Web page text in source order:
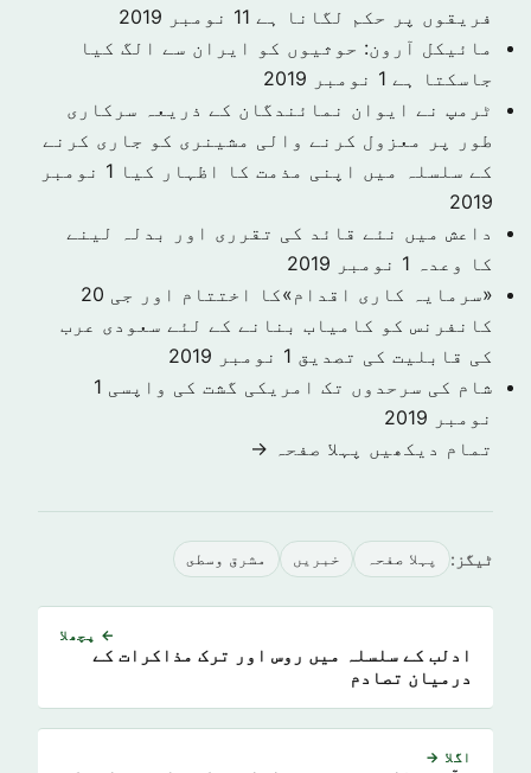
فریقوں پر حکم لگانا ہے 11 نومبر 2019
مائیکل آرون: حوثیوں کو ایران سے الگ کیا
جاسکتا ہے 1 نومبر 2019
ٹرمپ نے ایوان نمائندگان کے ذریعہ سرکاری
طور پر معزول کرنے والی مشینری کو جاری کرنے
کے سلسلہ میں اپنی مذمت کا اظہار کیا
1 نومبر
2019
داعش میں نئے قائد کی تقرری اور بدلہ لینے
کا وعدہ 1 نومبر 2019
«سرمایہ کاری اقدام»کا اختتام اور جی 20
کانفرنس کو کامیاب بنانے کے لئے سعودی عرب
کی قابلیت کی تصدیق 1 نومبر 2019
شام کی سرحدوں تک امریکی گشت کی واپسی 1
نومبر 2019
تمام دیکھیں پہلا صفحہ →
ٹیگز: پہلا صفحہ خبريں مشرق وسطى
← پچھلا
ادلب کے سلسلہ میں روس اور ترک مذاکرات کے
درمیان تصادم
اگلا →